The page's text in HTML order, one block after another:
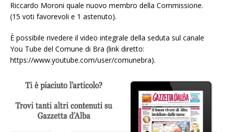
Riccardo Moroni quale nuovo membro della Commissione.
(15 voti favorevoli e 1 astenuto).
È possibile rivedere il video integrale della seduta sul canale
You Tube del Comune di Bra (link diretto:
https://www.youtube.com/user/comunebra).